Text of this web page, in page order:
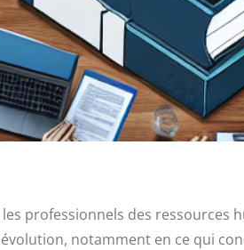
professionnels des ressources
notamment en ce qui